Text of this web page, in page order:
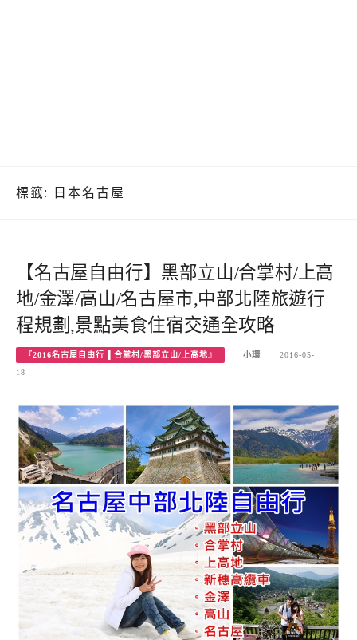
標籤: 日本名古屋
【名古屋自由行】黑部立山/合掌村/上高
地/金澤/高山/名古屋市,中部北陸旅遊行
程規劃,景點美食住宿交通全攻略
『2016名古屋自由行 ▌合掌村/黑部立山/上高地』 小環
2016-05-
18